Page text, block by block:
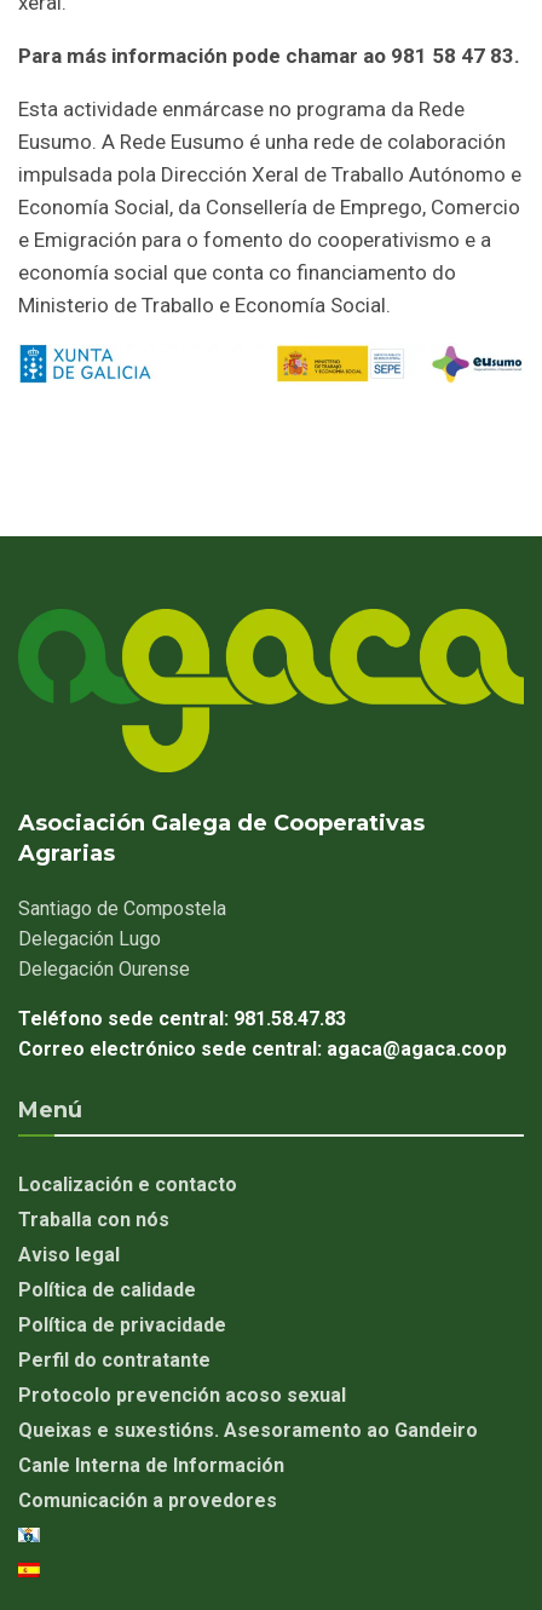
Para más información pode chamar ao 981 58 47 83.
Esta actividade enmárcase no programa da Rede
Eusumo. A Rede Eusumo é unha rede de colaboración
impulsada pola Dirección Xeral de Traballo Autónomo e
Economía Social, da Consellería de Emprego, Comercio
e Emigración para o fomento do cooperativismo e a
economía social que conta co financiamento do
Ministerio de Traballo e Economía Social.
Asociación Galega de Cooperativas
Agrarias
Santiago de Compostela
Delegación Lugo
Delegación Ourense
Teléfono sede central: 981.58.47.83
Correo electrónico sede central: agaca@agaca.coop
Menú
Localización e contacto
Traballa con nós
Aviso legal
Política de calidade
Política de privacidade
Perfil do contratante
Protocolo prevención acoso sexual
Queixas e suxestións. Asesoramento ao Gandeiro
Canle Interna de Información
Comunicación a provedores